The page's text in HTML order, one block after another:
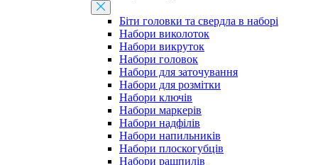
Біти головки та свердла в наборі
Набори виколоток
Набори викруток
Набори головок
Набори для заточування
Набори для розмітки
Набори ключів
Набори маркерів
Набори надфілів
Набори напильників
Набори плоскогубців
Набори рашпилів